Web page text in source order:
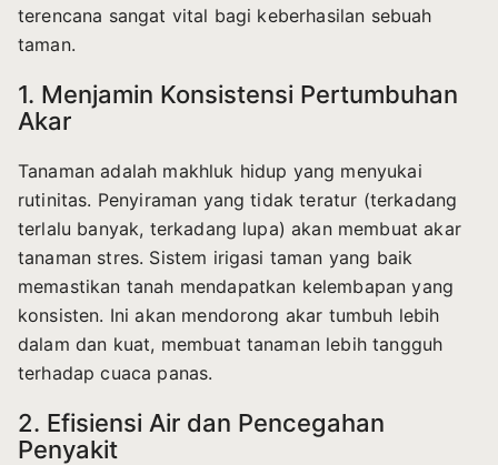
terencana sangat vital bagi keberhasilan sebuah
taman.
1. Menjamin Konsistensi Pertumbuhan
Akar
Tanaman adalah makhluk hidup yang menyukai
rutinitas. Penyiraman yang tidak teratur (terkadang
terlalu banyak, terkadang lupa) akan membuat akar
tanaman stres. Sistem irigasi taman yang baik
memastikan tanah mendapatkan kelembapan yang
konsisten. Ini akan mendorong akar tumbuh lebih
dalam dan kuat, membuat tanaman lebih tangguh
terhadap cuaca panas.
2. Efisiensi Air dan Pencegahan
Penyakit